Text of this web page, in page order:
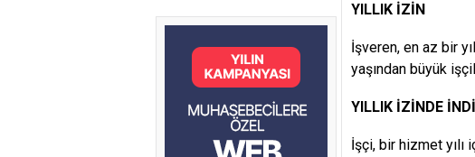
YILLIK İZİN
İşveren, en az bir
yaşından büyük
YILLIK İZİNDE
İşçi, bir hizmet